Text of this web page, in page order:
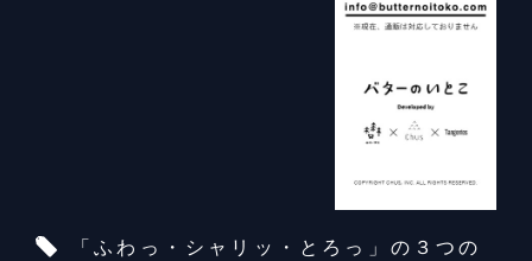
「ふわっ・シャリッ・とろっ」の３つの